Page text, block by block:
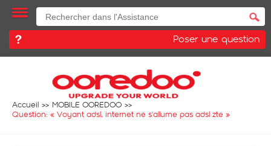
Poser une question
Accueil
MOBILE OOREDOO
Question: « Voyant adsl, internet ne s'allume pas adsl zte »